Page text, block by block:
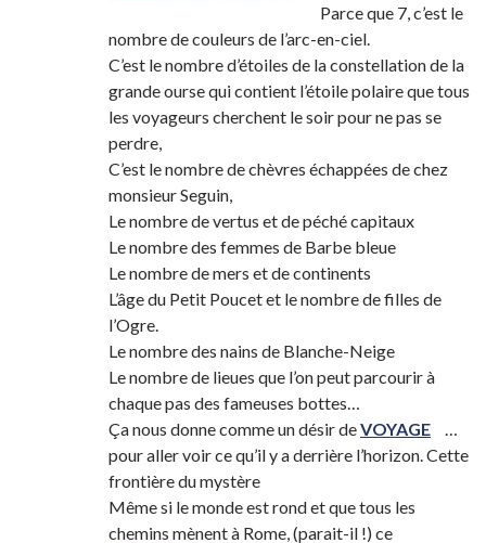
Parce que 7, c’est le
nombre de couleurs de l’arc-en-ciel.
C’est le nombre d’étoiles de la constellation de la
grande ourse qui contient l’étoile polaire que tous
les voyageurs cherchent le soir pour ne pas se
perdre,
C’est le nombre de chèvres échappées de chez
monsieur Seguin,
Le nombre de vertus et de péché capitaux
Le nombre des femmes de Barbe bleue
Le nombre de mers et de continents
L’âge du Petit Poucet et le nombre de filles de
l’Ogre.
Le nombre des nains de Blanche-Neige
Le nombre de lieues que l’on peut parcourir à
chaque pas des fameuses bottes…
Ça nous donne comme un désir deVOYAGE
pour aller voir ce qu’il y a derrière l’horizon. Cette
frontière du mystère
Même si le monde est rond et que tous les
chemins mènent à Rome, (parait-il !) ce